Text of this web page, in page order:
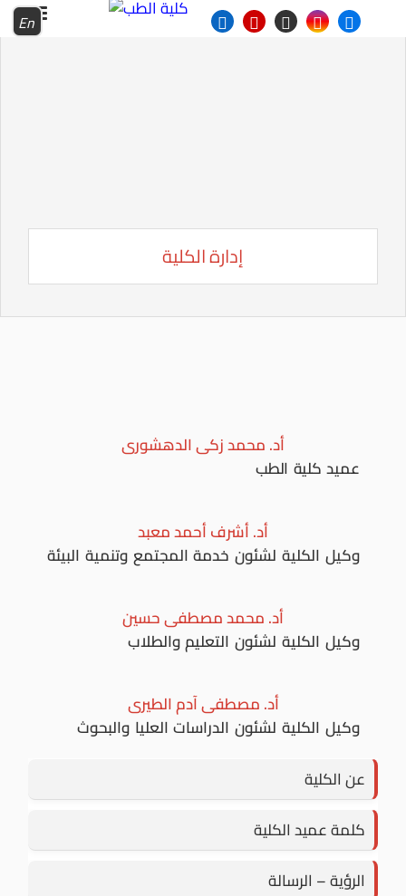
En
إدارة الكلية
أد. محمد زكى الدهشورى
عميد كلية الطب
أد. أشرف أحمد معبد
وكيل الكلية لشئون خدمة المجتمع وتنمية البيئة
أد. محمد مصطفى حسين
وكيل الكلية لشئون التعليم والطلاب
أد. مصطفى آدم الطيرى
وكيل الكلية لشئون الدراسات العليا والبحوث
عن الكلية
كلمة عميد الكلية
الرؤية – الرسالة